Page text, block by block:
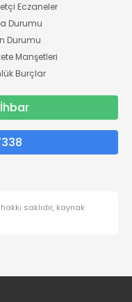
Eczaneler
Durumu
Durumu
Manşetleri
Burçlar
saklıdır, kaynak